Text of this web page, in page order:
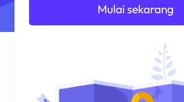
Mulai sekarang